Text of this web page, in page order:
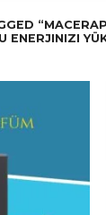
ENERJINIZI